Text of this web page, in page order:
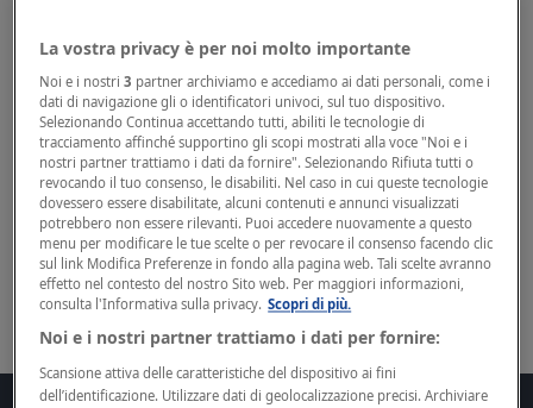
"document type"
View all tags
E-Invoice XML customization
Customize additional e-invoice XML fields
La vostra privacy è per noi molto importante
Noi e i nostri3 partner archiviamo e accediamo ai dati personali, come i
dati di navigazione gli o identificatori univoci, sul tuo dispositivo.
Selezionando Continua accettando tutti, abiliti le tecnologie di
tracciamento affinché supportino gli scopi mostrati alla voce "Noi e i
nostri partner trattiamo i dati da fornire". Selezionando Rifiuta tutti o
revocando il tuo consenso, le disabiliti. Nel caso in cui queste tecnologie
dovessero essere disabilitate, alcuni contenuti e annunci visualizzati
potrebbero non essere rilevanti. Puoi accedere nuovamente a questo
menu per modificare le tue scelte o per revocare il consenso facendo clic
sul link Modifica Preferenze in fondo alla pagina web. Tali scelte avranno
effetto nel contesto del nostro Sito web. Per maggiori informazioni,
consulta l'Informativa sulla privacy. Scopri di più.
Noi e i nostri partner trattiamo i dati per fornire:
Scansione attiva delle caratteristiche del dispositivo ai fini
dell’identificazione. Utilizzare dati di geolocalizzazione precisi. Archiviare